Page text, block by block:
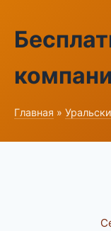
Главная »